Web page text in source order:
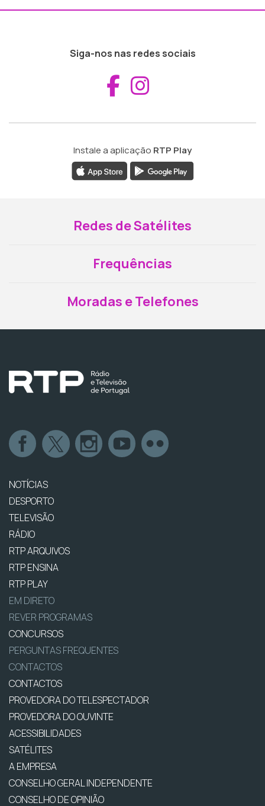
Siga-nos nas redes sociais
Aceder ao
Instale a aplicação RTP Play
Redes de Satélites
Frequências
Moradas e Telefones
NOTÍCIAS
DESPORTO
TELEVISÃO
RÁDIO
RTP ARQUIVOS
RTP ENSINA
RTP PLAY
EM DIRETO
REVER PROGRAMAS
CONCURSOS
PERGUNTAS FREQUENTES
CONTACTOS
CONTACTOS
PROVEDORA DO TELESPECTADOR
PROVEDORA DO OUVINTE
ACESSIBILIDADES
SATÉLITES
A EMPRESA
CONSELHO GERAL INDEPENDENTE
CONSELHO DE OPINIÃO